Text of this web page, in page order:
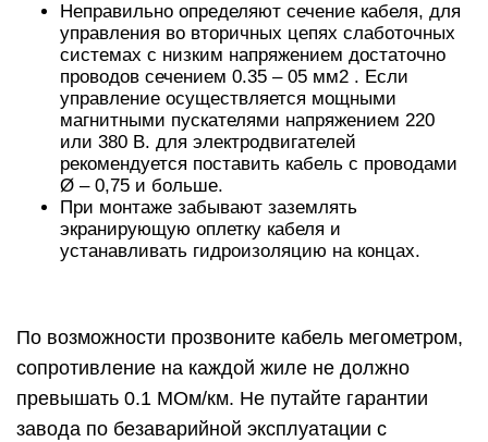
Неправильно определяют сечение кабеля, для
управления во вторичных цепях слаботочных
системах с низким напряжением достаточно
проводов сечением 0.35 – 05 мм2 . Если
управление осуществляется мощными
магнитными пускателями напряжением 220
или 380 В. для электродвигателей
рекомендуется поставить кабель с проводами
Ø – 0,75 и больше.
При монтаже забывают заземлять
экранирующую оплетку кабеля и
устанавливать гидроизоляцию на концах.
По возможности прозвоните кабель мегометром,
сопротивление на каждой жиле не должно
превышать 0.1 МОм/км. Не путайте гарантии
завода по безаварийной эксплуатации с